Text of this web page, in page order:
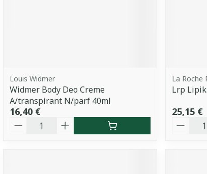
Louis Widmer
Widmer Body Deo Creme
A/transpirant N/parf 40ml
16,40 €
Quantité
La Roche
Lrp
25,15 €
Quantité